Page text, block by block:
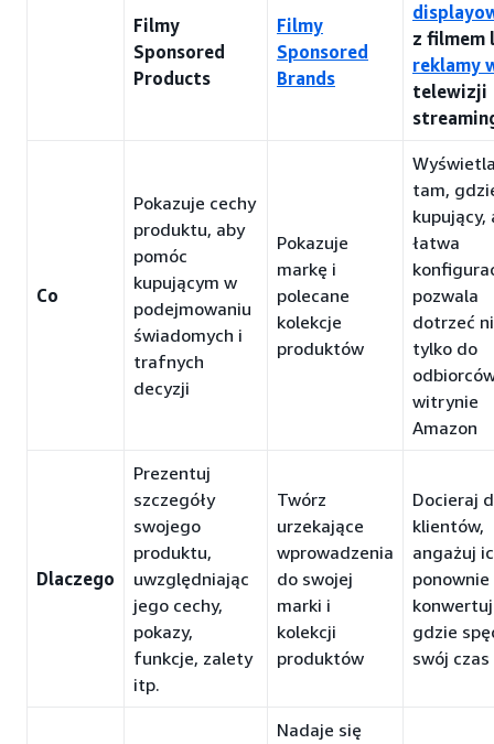
Filmy
Sponsored
Products
Filmy
Sponsored
Brands
z filmem
reklamy
telewizji
Co
Pokazuje cechy
produktu, aby
pomóc
kupującym w
podejmowaniu
świadomych i
trafnych
decyzji
Pokazuje
markę i
polecane
kolekcje
produktów
tam,
kupujący,
łatwa
pozwala
dotrzeć
tylko do
witrynie
Amazon
Dlaczego
Prezentuj
szczegóły
swojego
produktu,
uwzględniając
jego cechy,
pokazy,
funkcje, zalety
itp.
Twórz
urzekające
wprowadzenia
do swojej
marki i
kolekcji
produktów
Docieraj
klientów,
angażuj
ponownie
gdzie
swój czas
Nadaje się